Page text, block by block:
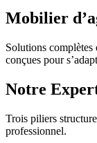
Mobilier
Solutions complètes
conçues pour
Notre
Trois piliers
professionnel.